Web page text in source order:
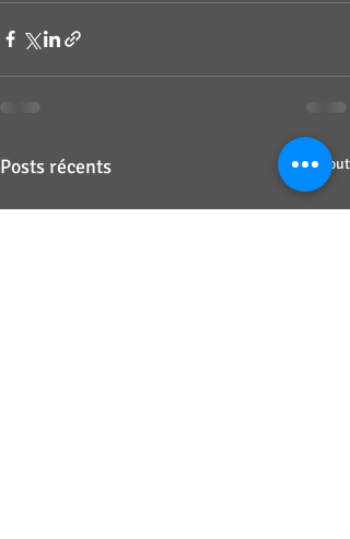
Posts récents Voir tout